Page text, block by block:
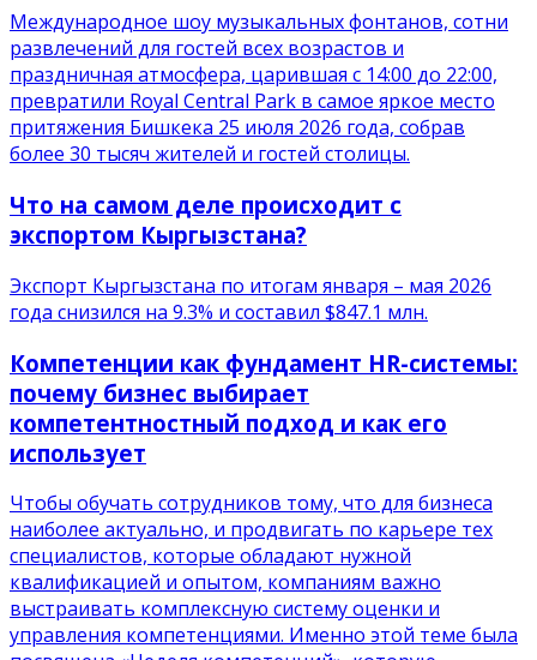
Международное шоу музыкальных фонтанов, сотни
развлечений для гостей всех возрастов и
праздничная атмосфера, царившая с 14:00 до 22:00,
превратили Royal Central Park в самое яркое место
притяжения Бишкека 25 июля 2026 года, собрав
более 30 тысяч жителей и гостей столицы.
Что на самом деле происходит с
экспортом Кыргызстана?
Экспорт Кыргызстана по итогам января – мая 2026
года снизился на 9.3% и составил $847.1 млн.
Компетенции как фундамент HR-системы:
почему бизнес выбирает
компетентностный подход и как его
использует
Чтобы обучать сотрудников тому, что для бизнеса
наиболее актуально, и продвигать по карьере тех
специалистов, которые обладают нужной
квалификацией и опытом, компаниям важно
выстраивать комплексную систему оценки и
управления компетенциями. Именно этой теме была